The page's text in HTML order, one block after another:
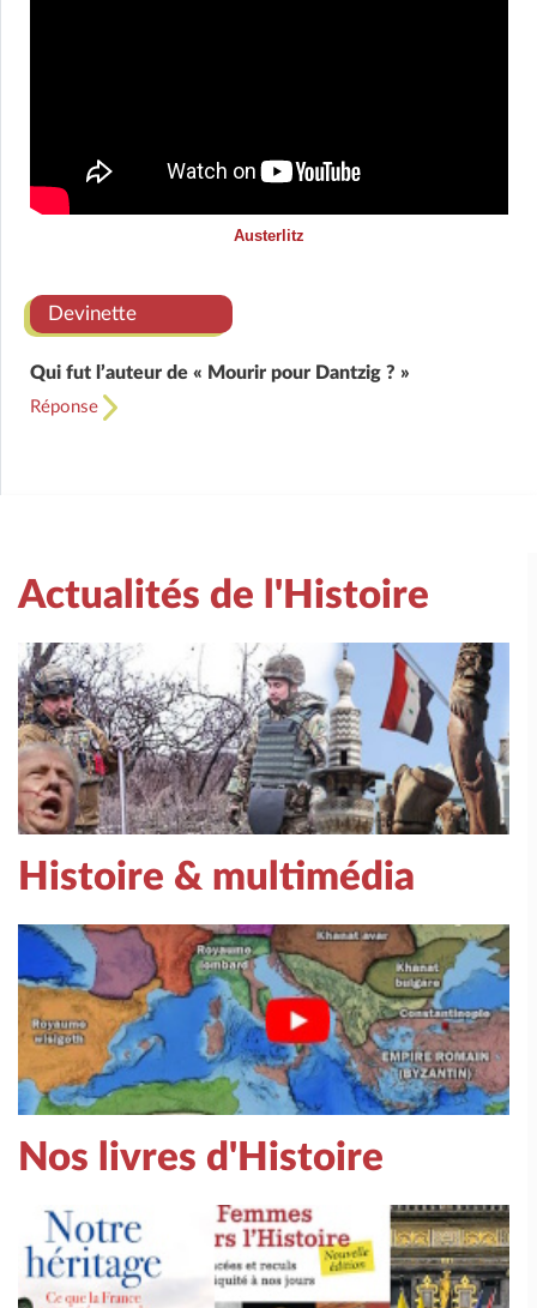
Austerlitz
Devinette
Qui fut l’auteur de « Mourir pour Dantzig ? »
Réponse
Actualités de l'Histoire
Histoire & multimédia
Nos livres d'Histoire